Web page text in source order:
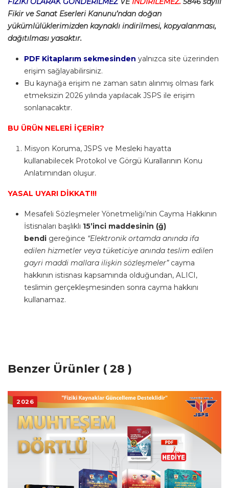
Fikir ve Sanat Eserleri Kanunu’ndan doğan
yükümlülüklerimizden kaynaklı indirilmesi, kopyalanması,
dağıtılması yasaktır.
PDF Kitaplarım sekmesinden yalnızca site üzerinden
erişim sağlayabilirsiniz.
Bu kaynağa erişim ne zaman satın alınmış olması fark
etmeksizin 2026 yılında yapılacak JSPS ile erişim
sonlanacaktır.
BU ÜRÜN NELERİ İÇERİR?
Misyon Koruma, JSPS ve Mesleki hayatta
kullanabilecek Protokol ve Görgü Kurallarının Konu
Anlatımından oluşur.
YASAL UYARI DİKKAT!!!
Mesafeli Sözleşmeler Yönetmeliği’nin Cayma Hakkının
İstisnaları başlıklı 15’inci maddesinin (ğ)
bendi gereğince “Elektronik ortamda anında ifa
edilen hizmetler veya tüketiciye anında teslim edilen
gayri maddi mallara ilişkin sözleşmeler”cayma
hakkının istisnası kapsamında olduğundan, ALICI,
teslimin gerçekleşmesinden sonra cayma hakkını
kullanamaz.
Benzer Ürünler ( 28 )
2026